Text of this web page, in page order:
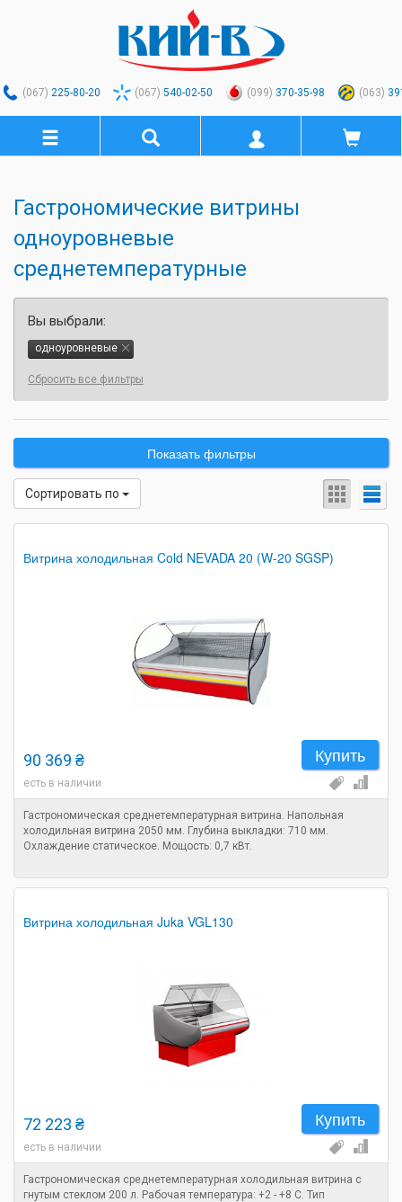
(067) 225-80-20 (067) 540-02-50 (099) 370-35-98 (063)
Показать фильтры
Сортировать по
Витрина холодильная Cold NEVADA 20 (W-20 SGSP)
Купить
90 369 ₴
есть в наличии
Гастрономическая среднетемпературная витрина. Напольная
холодильная витрина 2050 мм. Глубина выкладки: 710 мм.
Охлаждение статическое. Мощость: 0,7 кВт.
Витрина холодильная Juka VGL130
Купить
72 223 ₴
есть в наличии
Гастрономическая среднетемпературная холодильная витрина с
гнутым стеклом 200 л. Рабочая температура: +2 - +8 C. Тип
Гастрономические витрины
одноуровневые
среднетемпературные
Вы выбрали:
одноуровневые
Сбросить все фильтры